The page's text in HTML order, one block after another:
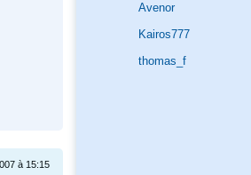
Avenor
Kairos777
thomas_f
à 15:15